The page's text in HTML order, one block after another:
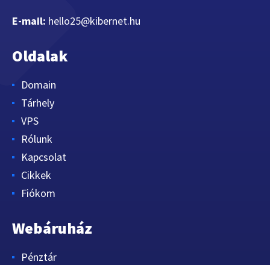
E-mail: hello25@kibernet.hu
Oldalak
Domain
Tárhely
VPS
Rólunk
Kapcsolat
Cikkek
Fiókom
Webáruház
Pénztár